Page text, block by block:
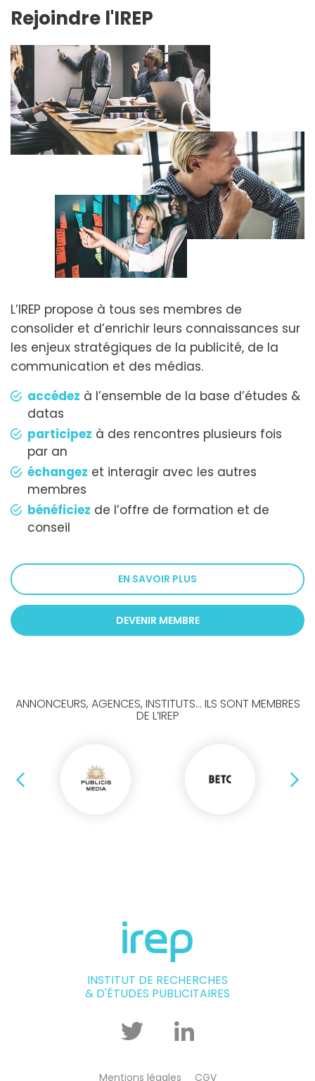
Rejoindre l'IREP
L’IREP propose à tous ses membres de
consolider et d’enrichir leurs connaissances sur
les enjeux stratégiques de la publicité, de la
communication et des médias.
accédez à l’ensemble de la base d’études &
datas
participez à des rencontres plusieurs fois
par an
échangez et interagir avec les autres
membres
bénéficiez de l’offre de formation et de
conseil
EN SAVOIR PLUS
DEVENIR MEMBRE
ANNONCEURS, AGENCES, INSTITUTS... ILS SONT MEMBRES
DE L’IREP
Précédent
INSTITUT DE RECHERCHES
& D'ÉTUDES PUBLICITAIRES
Twitter Linkedin
Mentions légales CGV